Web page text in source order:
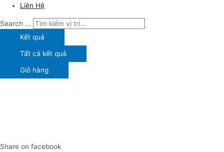
Liên Hệ
Search ...
Kết quả
Tất cả kết quả
Giỏ hàng
Share on facebook